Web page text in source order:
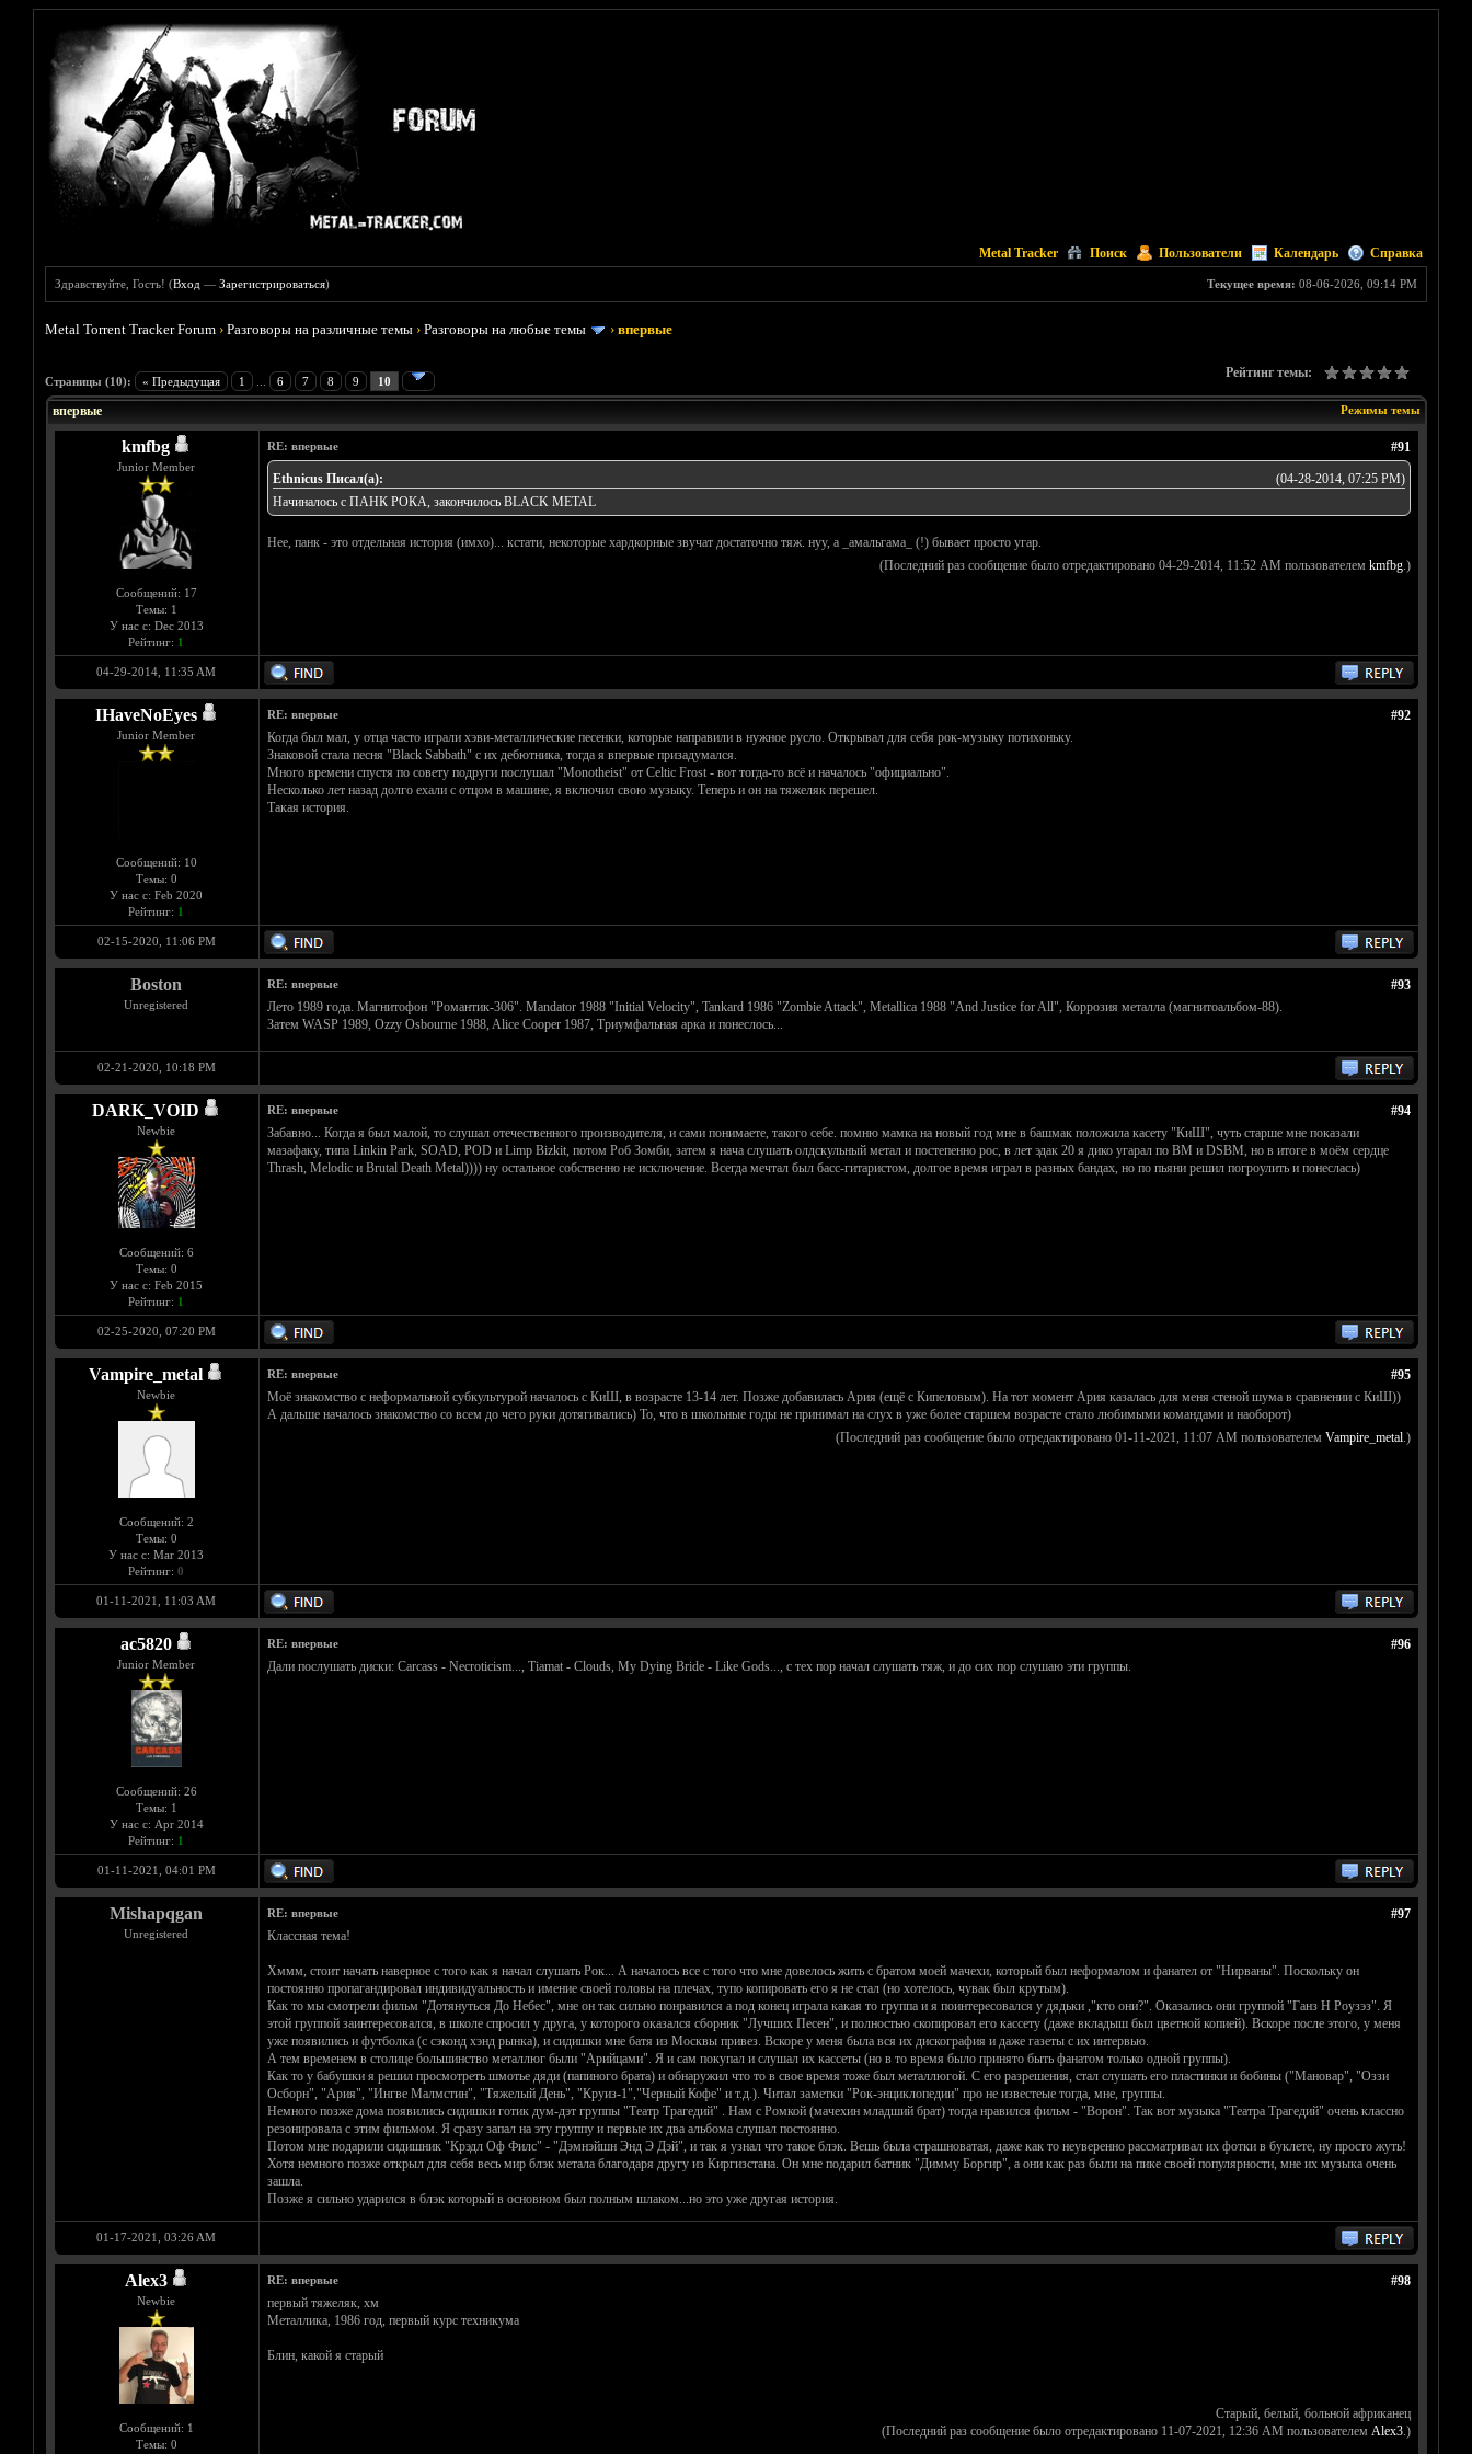
Metal Tracker Поиск Пользователи Календарь Справка
Текущее время: 08-06-2026, 09:14 PM
Здравствуйте, Гость! (Вход —Зарегистрироваться)
Metal Torrent Tracker Forum ›Разговоры на различные темы ›Разговоры на любые темы ›впервые
Страницы (10): « Предыдущая 1 6 7 8 9 10
Рейтинг темы:
Голосов: 0 - Средняя оценка: 0
1
2
3
4
5
Режимы темы
впервые
kmfbg
Junior Member
Сообщений: 17
Темы: 1
У нас с: Dec 2013
Рейтинг: 1
#91
RE: впервые
(04-28-2014, 07:25 PM)
Ethnicus Писал(а):
Начиналось с ПАНК РОКА, закончилось BLACK METAL
Нее, панк - это отдельная история (имхо)... кстати, некоторые хардкорные звучат достаточно тяж. нуу, а _амальгама_ (!) бывает просто угар.
(Последний раз сообщение было отредактировано 04-29-2014, 11:52 AM пользователем kmfbg.)
04-29-2014, 11:35 AM
IHaveNoEyes
Junior Member
Сообщений: 10
Темы: 0
У нас с: Feb 2020
Рейтинг: 1
#92
RE: впервые
Когда был мал, у отца часто играли хэви-металлические песенки, которые направили в нужное русло. Открывал для себя рок-музыку потихоньку.
Знаковой стала песня "Black Sabbath" с их дебютника, тогда я впервые призадумался.
Много времени спустя по совету подруги послушал "Monotheist" от Celtic Frost - вот тогда-то всё и началось "официально".
Несколько лет назад долго ехали с отцом в машине, я включил свою музыку. Теперь и он на тяжеляк перешел.
Такая история.
02-15-2020, 11:06 PM
Boston
Unregistered
#93
RE: впервые
Лето 1989 года. Магнитофон "Романтик-306". Mandator 1988 "Initial Velocity", Tankard 1986 "Zombie Attack", Metallica 1988 "And Justice for All", Коррозия металла (магнитоальбом-88).
Затем WASP 1989, Ozzy Osbourne 1988, Alice Cooper 1987, Триумфальная арка и понеслось...
02-21-2020, 10:18 PM
DARK_VOID
Newbie
Сообщений: 6
Темы: 0
У нас с: Feb 2015
Рейтинг: 1
#94
RE: впервые
Забавно... Когда я был малой, то слушал отечественного производителя, и сами понимаете, такого себе. помню мамка на новый год мне в башмак положила касету "КиШ", чуть старше мне показали
мазафаку, типа Linkin Park, SOAD, POD и Limp Bizkit, потом Роб Зомби, затем я нача слушать олдскульный метал и постепенно рос, в лет эдак 20 я дико угарал по BM и DSBM, но в итоге в моём сердце
Thrash, Melodic и Brutal Death Metal)))) ну остальное собственно не исключение. Всегда мечтал был басс-гитаристом, долгое время играл в разных бандах, но по пьяни решил погроулить и понеслась)
02-25-2020, 07:20 PM
Vampire_metal
Newbie
Сообщений: 2
Темы: 0
У нас с: Mar 2013
Рейтинг: 0
#95
RE: впервые
Моё знакомство с неформальной субкультурой началось с КиШ, в возрасте 13-14 лет. Позже добавилась Ария (ещё с Кипеловым). На тот момент Ария казалась для меня стеной шума в сравнении с КиШ))
А дальше началось знакомство со всем до чего руки дотягивались) То, что в школьные годы не принимал на слух в уже более старшем возрасте стало любимыми командами и наоборот)
(Последний раз сообщение было отредактировано 01-11-2021, 11:07 AM пользователем Vampire_metal.)
01-11-2021, 11:03 AM
ac5820
Junior Member
Сообщений: 26
Темы: 1
У нас с: Apr 2014
Рейтинг: 1
#96
RE: впервые
Дали послушать диски: Carcass - Necroticism..., Tiamat - Clouds, My Dying Bride - Like Gods..., с тех пор начал слушать тяж, и до сих пор слушаю эти группы.
01-11-2021, 04:01 PM
Mishapqgan
Unregistered
#97
RE: впервые
Классная тема!
Хммм, стоит начать наверное с того как я начал слушать Рок... А началось все с того что мне довелось жить с братом моей мачехи, который был неформалом и фанател от "Нирваны". Поскольку он
постоянно пропагандировал индивидуальность и имение своей головы на плечах, тупо копировать его я не стал (но хотелось, чувак был крутым).
Как то мы смотрели фильм "Дотянуться До Небес", мне он так сильно понравился а под конец играла какая то группа и я поинтересовался у дядьки ,"кто они?". Оказались они группой "Ганз Н Роузэз". Я
этой группой заинтересовался, в школе спросил у друга, у которого оказался сборник "Лучших Песен", и полностью скопировал его кассету (даже вкладыш был цветной копией). Вскоре после этого, у меня
уже появились и футболка (с сэконд хэнд рынка), и сидишки мне батя из Москвы привез. Вскоре у меня была вся их дискография и даже газеты с их интервью.
А тем временем в столице большинство металлюг были "Арийцами". Я и сам покупал и слушал их кассеты (но в то время было принято быть фанатом только одной группы).
Как то у бабушки я решил просмотреть шмотье дяди (папиного брата) и обнаружил что то в свое время тоже был металлюгой. С его разрешения, стал слушать его пластинки и бобины ("Мановар", "Оззи
Осборн", "Ария", "Ингве Малмстин", "Тяжелый День", "Круиз-1","Черный Кофе" и т.д.). Читал заметки "Рок-энциклопедии" про не известеые тогда, мне, группы.
Немного позже дома появились сидишки готик дум-дэт группы "Театр Трагедий" . Нам с Ромкой (мачехин младший брат) тогда нравился фильм - "Ворон". Так вот музыка "Театра Трагедий" очень классно
резонировала с этим фильмом. Я сразу запал на эту группу и первые их два альбома слушал постоянно.
Потом мне подарили сидишник "Крэдл Оф Филс" - "Дэмнэйшн Энд Э Дэй", и так я узнал что такое блэк. Вешь была страшноватая, даже как то неуверенно рассматривал их фотки в буклете, ну просто жуть!
Хотя немного позже открыл для себя весь мир блэк метала благодаря другу из Киргизстана. Он мне подарил батник "Димму Боргир", а они как раз были на пике своей популярности, мне их музыка очень
зашла.
Позже я сильно ударился в блэк который в основном был полным шлаком...но это уже другая история.
01-17-2021, 03:26 AM
Alex3
Newbie
Сообщений: 1
Темы: 0
#98
RE: впервые
первый тяжеляк, хм
Металлика, 1986 год, первый курс техникума
Блин, какой я старый
Старый, белый, больной африканец
(Последний раз сообщение было отредактировано 11-07-2021, 12:36 AM пользователем Alex3.)